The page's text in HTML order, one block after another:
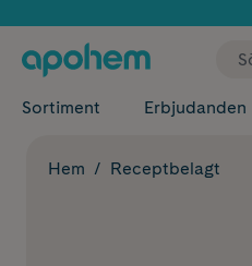
Sortiment Erbjudanden
Hem Receptbelagt